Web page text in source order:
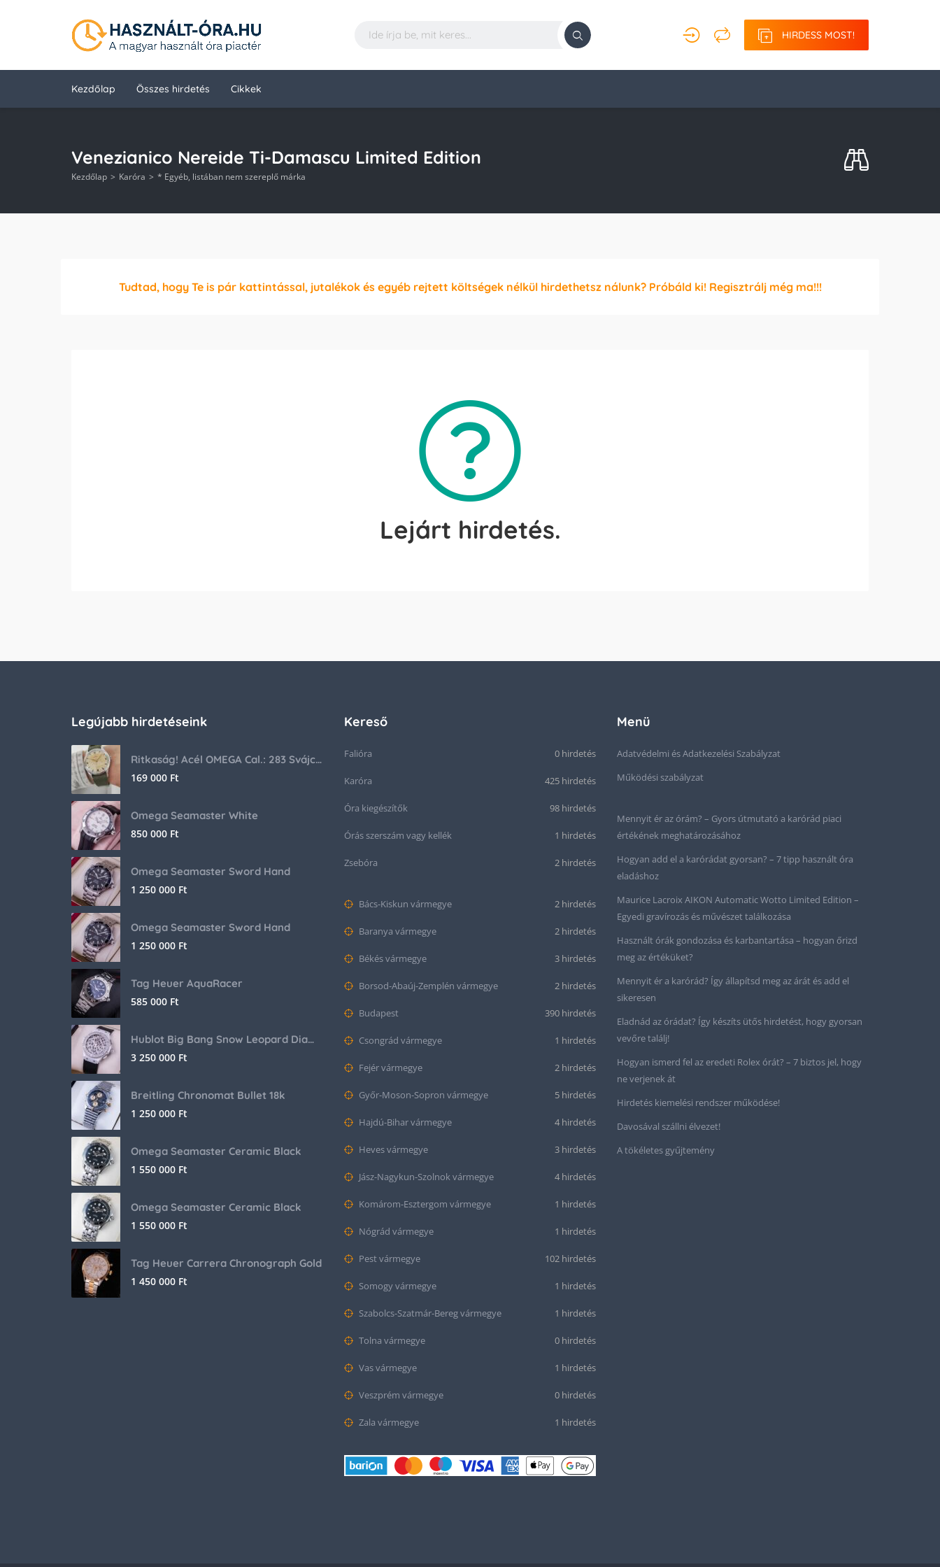
HIRDESS MOST!
Kezdőlap Összes hirdetés Cikkek
Venezianico Nereide Ti-Damascu Limited Edition
Kezdőlap Karóra * Egyéb, listában nem szereplő márka
Tudtad, hogy Te is pár kattintással, jutalékok és egyéb rejtett költségek nélkül hirdethetsz nálunk? Próbáld ki! Regisztrálj még ma!!!
Lejárt hirdetés.
Legújabb hirdetéseink
Ritkaság! Acél OMEGA Cal.: 283 Svájci karóra 1953-ból!
169 000 Ft
Omega Seamaster White
850 000 Ft
Omega Seamaster Sword Hand
1 250 000 Ft
Omega Seamaster Sword Hand
1 250 000 Ft
Tag Heuer AquaRacer
585 000 Ft
Hublot Big Bang Snow Leopard Diamond
3 250 000 Ft
Breitling Chronomat Bullet 18k
1 250 000 Ft
Omega Seamaster Ceramic Black
1 550 000 Ft
Omega Seamaster Ceramic Black
1 550 000 Ft
Tag Heuer Carrera Chronograph Gold
1 450 000 Ft
Kereső
Falióra 0 hirdetés
Karóra 425 hirdetés
Óra kiegészítők 98 hirdetés
Órás szerszám vagy kellék 1 hirdetés
Zsebóra 2 hirdetés
Bács-Kiskun vármegye 2 hirdetés
Baranya vármegye 2 hirdetés
Békés vármegye 3 hirdetés
Borsod-Abaúj-Zemplén vármegye 2 hirdetés
Budapest 390 hirdetés
Csongrád vármegye 1 hirdetés
Fejér vármegye 2 hirdetés
Győr-Moson-Sopron vármegye 5 hirdetés
Hajdú-Bihar vármegye 4 hirdetés
Heves vármegye 3 hirdetés
Jász-Nagykun-Szolnok vármegye 4 hirdetés
Komárom-Esztergom vármegye 1 hirdetés
Nógrád vármegye 1 hirdetés
Pest vármegye 102 hirdetés
Somogy vármegye 1 hirdetés
Szabolcs-Szatmár-Bereg vármegye 1 hirdetés
Tolna vármegye 0 hirdetés
Vas vármegye 1 hirdetés
Veszprém vármegye 0 hirdetés
Zala vármegye 1 hirdetés
Menü
Adatvédelmi és Adatkezelési Szabályzat
Működési szabályzat
Mennyit ér az órám? – Gyors útmutató a karórád piaci
értékének meghatározásához
Hogyan add el a karórádat gyorsan? – 7 tipp használt óra
eladáshoz
Maurice Lacroix AIKON Automatic Wotto Limited Edition –
Egyedi gravírozás és művészet találkozása
Használt órák gondozása és karbantartása – hogyan őrizd
meg az értéküket?
Mennyit ér a karórád? Így állapítsd meg az árát és add el
sikeresen
Eladnád az órádat? Így készíts ütős hirdetést, hogy gyorsan
vevőre találj!
Hogyan ismerd fel az eredeti Rolex órát? – 7 biztos jel, hogy
ne verjenek át
Hirdetés kiemelési rendszer működése!
Davosával szállni élvezet!
A tökéletes gyűjtemény